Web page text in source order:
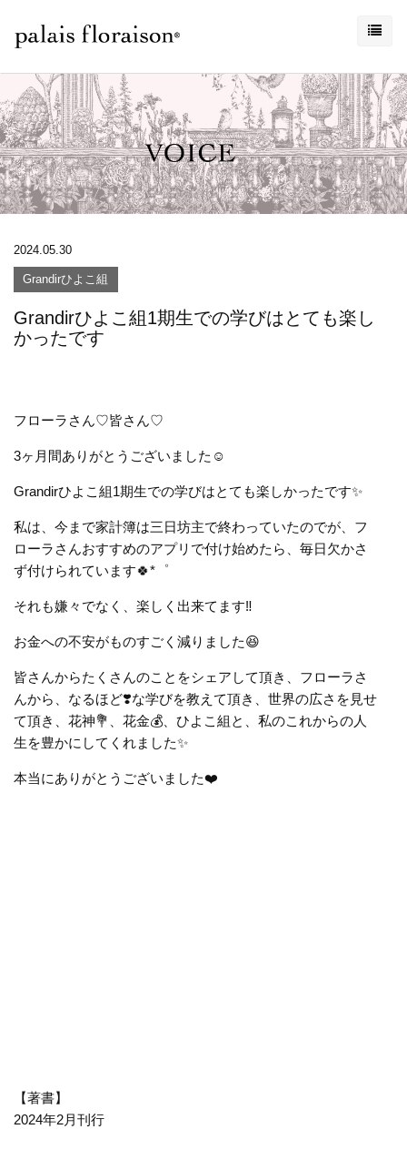
2024.05.30
Grandirひよこ組
Grandirひよこ組1期生での学びはとても楽し
かったです
フローラさん♡皆さん♡
3ヶ月間ありがとうございました☺️
Grandirひよこ組1期生での学びはとても楽しかったです✨
私は、今まで家計簿は三日坊主で終わっていたのでが、フ
ローラさんおすすめのアプリで付け始めたら、毎日欠かさ
ず付けられています🍀*゜
それも嫌々でなく、楽しく出来てます‼️
お金への不安がものすごく減りました😆
皆さんからたくさんのことをシェアして頂き、フローラさ
んから、なるほど❣️な学びを教えて頂き、世界の広さを見せ
て頂き、花神💐、花金💰、ひよこ組と、私のこれからの人
生を豊かにしてくれました✨
本当にありがとうございました❤️
【著書】
2024年2月刊行